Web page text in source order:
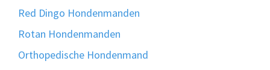
Red Dingo Hondenmanden
Rotan Hondenmanden
Orthopedische Hondenmand